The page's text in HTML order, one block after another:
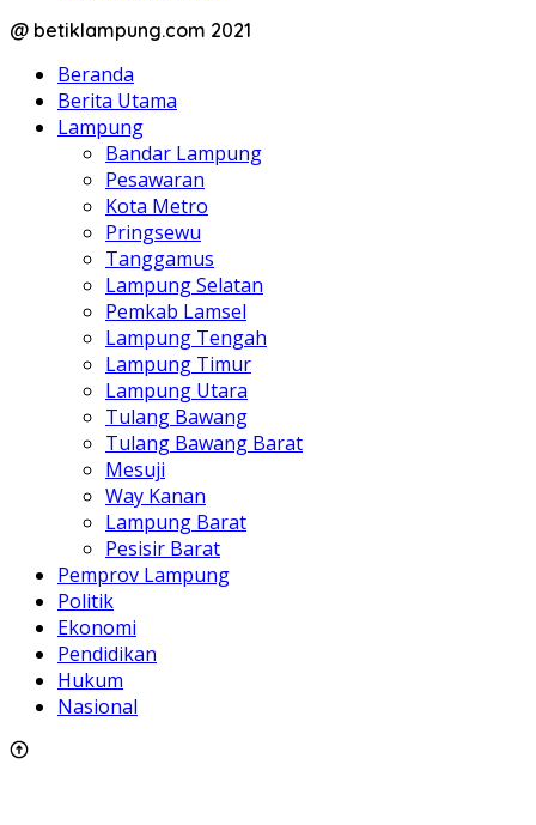
@ betiklampung.com 2021
Beranda
Berita Utama
Lampung
Bandar Lampung
Pesawaran
Kota Metro
Pringsewu
Tanggamus
Lampung Selatan
Pemkab Lamsel
Lampung Tengah
Lampung Timur
Lampung Utara
Tulang Bawang
Tulang Bawang Barat
Mesuji
Way Kanan
Lampung Barat
Pesisir Barat
Pemprov Lampung
Politik
Ekonomi
Pendidikan
Hukum
Nasional